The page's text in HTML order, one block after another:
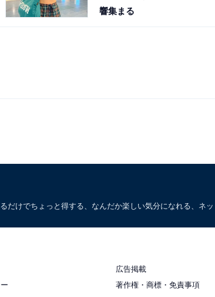
響集まる
けでちょっと得する、なんだか楽しい気分になれる、ネ
広告掲載
著作権・商標・免責事項